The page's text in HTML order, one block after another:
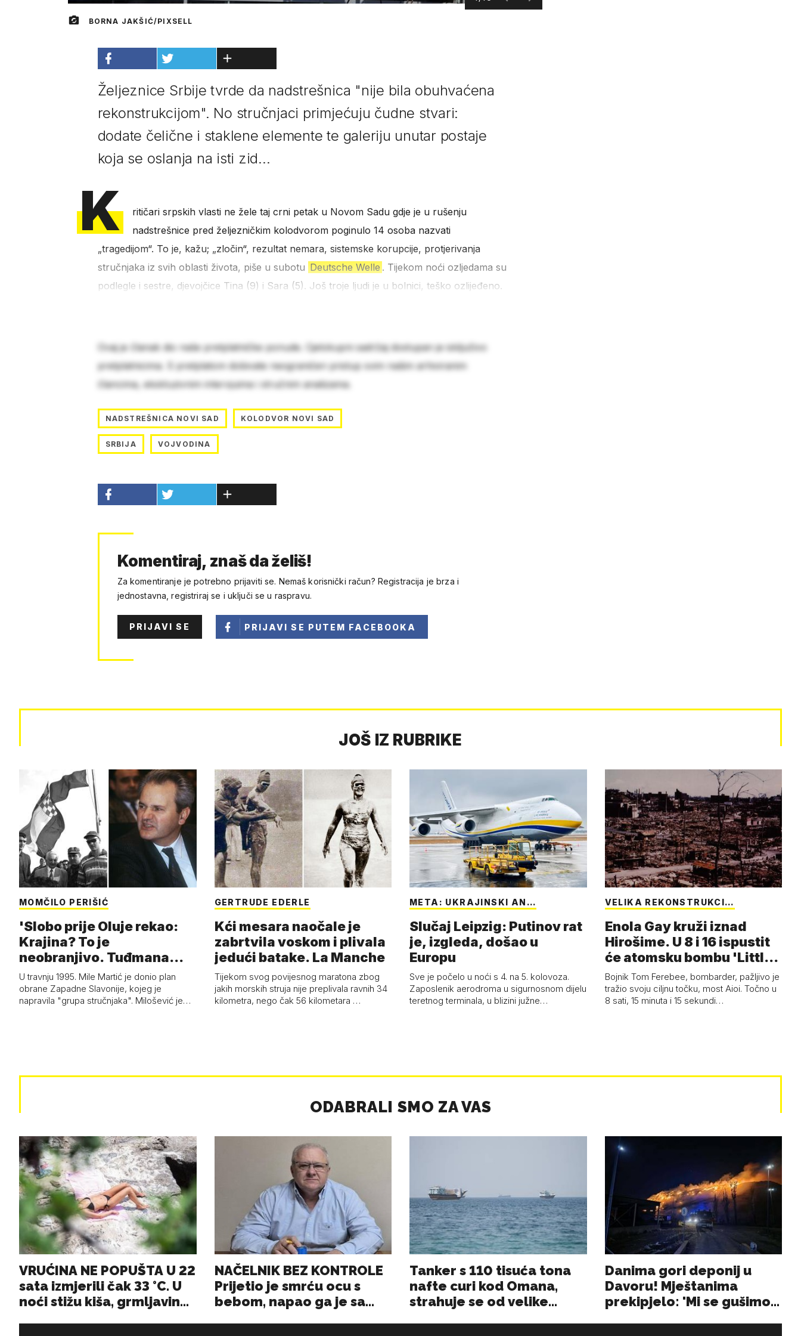
BORNA JAKŠIĆ/PIXSELL
Željeznice Srbije tvrde da nadstrešnica "nije bila obuhvaćena
rekonstrukcijom". No stručnjaci primjećuju čudne stvari:
dodate čelične i staklene elemente te galeriju unutar postaje
koja se oslanja na isti zid...
K
ritičari srpskih vlasti ne žele taj crni petak u Novom Sadu gdje je u rušenju
nadstrešnice pred željezničkim kolodvorom poginulo 14 osoba nazvati
„tragedijom“. To je, kažu; „zločin“, rezultat nemara, sistemske korupcije, protjerivanja
stručnjaka iz svih oblasti života, piše u subotu Deutsche Welle. Tijekom noći ozljedama su
podlegle i sestre, djevojčice Tina (9) i Sara (5). Još troje ljudi je u bolnici, teško ozlijeđeno.
Ovaj je članak dio naše pretplatničke ponude. Cjelokupni sadržaj dostupan je isključivo
pretplatnicima. S pretplatom dobivate neograničen pristup svim našim arhiviranim
člancima, ekskluzivnim intervjuima i stručnim analizama.
NADSTREŠNICA NOVI SAD KOLODVOR NOVI SAD
SRBIJA VOJVODINA
Komentiraj, znaš da želiš!
Za komentiranje je potrebno prijaviti se. Nemaš korisnički račun? Registracija je brza i
jednostavna, registriraj se i uključi se u raspravu.
PRIJAVI SE PRIJAVI SE PUTEM FACEBOOKA
JOŠ IZ RUBRIKE
MOMČILO PERIŠIĆ
'Slobo prije Oluje rekao:
Krajina? To je
neobranjivo. Tuđmana
zvao Krivousti'
U travnju 1995. Mile Martić je donio plan
obrane Zapadne Slavonije, kojeg je
napravila "grupa stručnjaka". Milošević je…
GERTRUDE EDERLE
Kći mesara naočale je
zabrtvila voskom i plivala
jedući batake. La Manche
Tijekom svog povijesnog maratona zbog
jakih morskih struja nije preplivala ravnih 34
kilometra, nego čak 56 kilometara …
META: UKRAJINSKI AN…
Slučaj Leipzig: Putinov rat
je, izgleda, došao u
Europu
Sve je počelo u noći s 4. na 5. kolovoza.
Zaposlenik aerodroma u sigurnosnom dijelu
teretnog terminala, u blizini južne…
VELIKA REKONSTRUKCI…
Enola Gay kruži iznad
Hirošime. U 8 i 16 ispustit
će atomsku bombu 'Little
Boy'
Bojnik Tom Ferebee, bombarder, pažljivo je
tražio svoju ciljnu točku, most Aioi. Točno u
8 sati, 15 minuta i 15 sekundi…